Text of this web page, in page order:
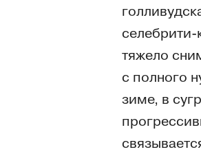
селебрити-
тяжело
с полного
зиме, в